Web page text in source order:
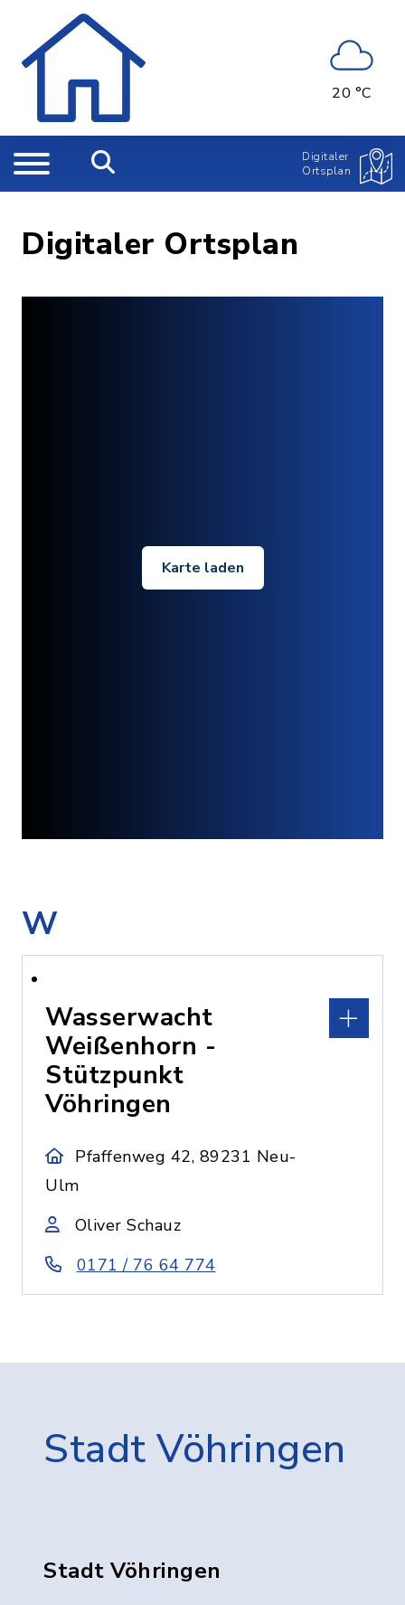
20 °C
Digitaler
Ortsplan
Digitaler Ortsplan
Karte laden
W
Wasserwacht
Weißenhorn -
Stützpunkt
Vöhringen
Pfaffenweg 42, 89231 Neu-
Ulm
Oliver Schauz
0171 / 76 64 774
Stadt Vöhringen
Stadt Vöhringen